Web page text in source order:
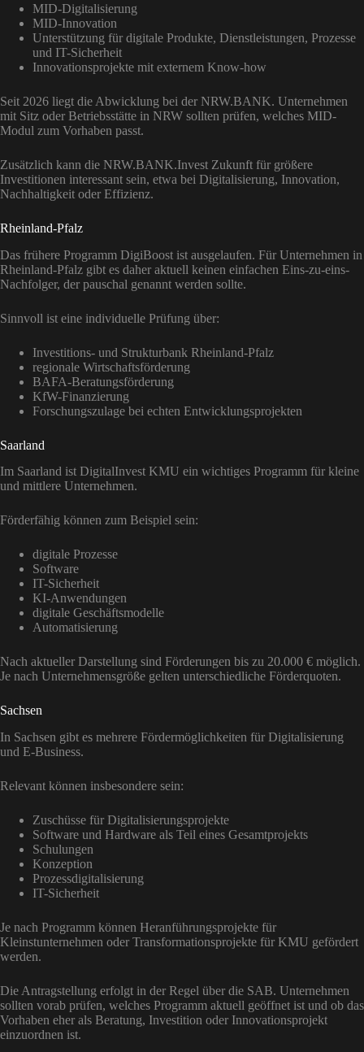
MID-Digitalisierung
MID-Innovation
Unterstützung für digitale Produkte, Dienstleistungen, Prozesse
und IT-Sicherheit
Innovationsprojekte mit externem Know-how
Seit 2026 liegt die Abwicklung bei der NRW.BANK. Unternehmen
mit Sitz oder Betriebsstätte in NRW sollten prüfen, welches MID-
Modul zum Vorhaben passt.
Zusätzlich kann die NRW.BANK.Invest Zukunft für größere
Investitionen interessant sein, etwa bei Digitalisierung, Innovation,
Nachhaltigkeit oder Effizienz.
Rheinland-Pfalz
Das frühere Programm DigiBoost ist ausgelaufen. Für Unternehmen in
Rheinland-Pfalz gibt es daher aktuell keinen einfachen Eins-zu-eins-
Nachfolger, der pauschal genannt werden sollte.
Sinnvoll ist eine individuelle Prüfung über:
Investitions- und Strukturbank Rheinland-Pfalz
regionale Wirtschaftsförderung
BAFA-Beratungsförderung
KfW-Finanzierung
Forschungszulage bei echten Entwicklungsprojekten
Saarland
Im Saarland ist DigitalInvest KMU ein wichtiges Programm für kleine
und mittlere Unternehmen.
Förderfähig können zum Beispiel sein:
digitale Prozesse
Software
IT-Sicherheit
KI-Anwendungen
digitale Geschäftsmodelle
Automatisierung
Nach aktueller Darstellung sind Förderungen bis zu 20.000 € möglich.
Je nach Unternehmensgröße gelten unterschiedliche Förderquoten.
Sachsen
In Sachsen gibt es mehrere Fördermöglichkeiten für Digitalisierung
und E-Business.
Relevant können insbesondere sein:
Zuschüsse für Digitalisierungsprojekte
Software und Hardware als Teil eines Gesamtprojekts
Schulungen
Konzeption
Prozessdigitalisierung
IT-Sicherheit
Je nach Programm können Heranführungsprojekte für
Kleinstunternehmen oder Transformationsprojekte für KMU gefördert
werden.
Die Antragstellung erfolgt in der Regel über die SAB. Unternehmen
sollten vorab prüfen, welches Programm aktuell geöffnet ist und ob das
Vorhaben eher als Beratung, Investition oder Innovationsprojekt
einzuordnen ist.